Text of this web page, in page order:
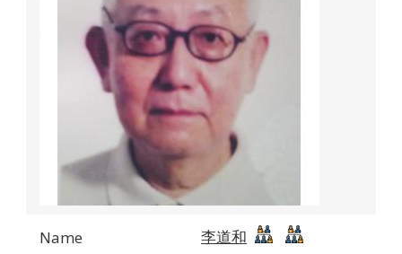
Name 李道和